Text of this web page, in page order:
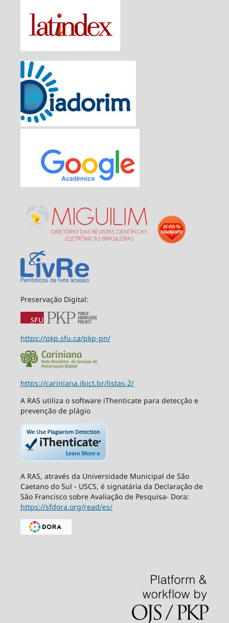
Preservação Digital:
https://pkp.sfu.ca/pkp-pn/
https://cariniana.ibict.br/listas-2/
A RAS utiliza o software iThenticate para detecção e
prevenção de plágio
A RAS, através da Universidade Municipal de São
Caetano do Sul - USCS, é signatária da Declaração de
São Francisco sobre Avaliação de Pesquisa- Dora:
https://sfdora.org/read/es/